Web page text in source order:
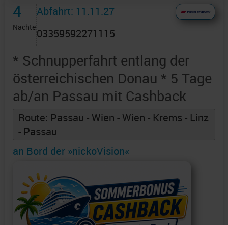
4
Nächte
Abfahrt: 11.11.27
03359592271115
* Schnupperfahrt entlang der
österreichischen Donau * 5 Tage
ab/an Passau mit Cashback
Route: Passau - Wien - Wien - Krems - Linz
- Passau
an Bord der »nickoVision«